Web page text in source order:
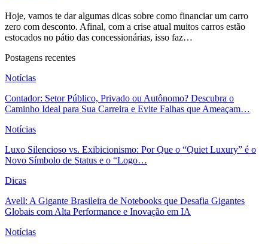
Hoje, vamos te dar algumas dicas sobre como financiar um carro
zero com desconto. Afinal, com a crise atual muitos carros estão
estocados no pátio das concessionárias, isso faz…
Postagens recentes
Notícias
Contador: Setor Público, Privado ou Autônomo? Descubra o
Caminho Ideal para Sua Carreira e Evite Falhas que Ameaçam…
Notícias
Luxo Silencioso vs. Exibicionismo: Por Que o “Quiet Luxury” é o
Novo Símbolo de Status e o “Logo…
Dicas
Avell: A Gigante Brasileira de Notebooks que Desafia Gigantes
Globais com Alta Performance e Inovação em IA
Notícias